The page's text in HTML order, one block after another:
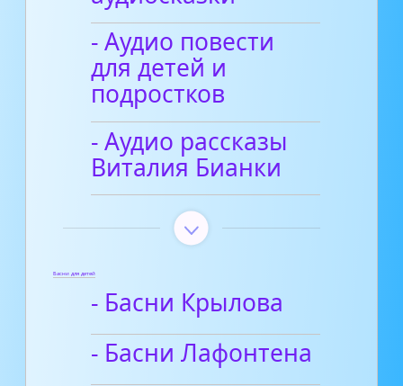
- Аудио повести
для детей и
подростков
- Аудио рассказы
Виталия Бианки
Басни для детей
- Басни Крылова
- Басни Лафонтена